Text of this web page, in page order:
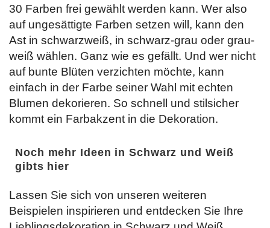
30 Farben frei gewählt werden kann. Wer also
auf ungesättigte Farben setzen will, kann den
Ast in schwarzweiß, in schwarz-grau oder grau-
weiß wählen. Ganz wie es gefällt. Und wer nicht
auf bunte Blüten verzichten möchte, kann
einfach in der Farbe seiner Wahl mit echten
Blumen dekorieren. So schnell und stilsicher
kommt ein Farbakzent in die Dekoration.
Noch mehr Ideen in Schwarz und Weiß
gibts hier
Lassen Sie sich von unseren weiteren
Beispielen inspirieren und entdecken Sie Ihre